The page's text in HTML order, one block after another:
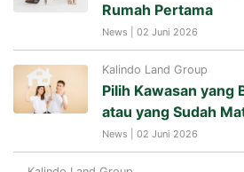
Rumah Pertama
News | 02 Juni 2026
Kalindo Land Group
Pilih Kawasan yang
atau yang Sudah
News | 02 Juni 2026